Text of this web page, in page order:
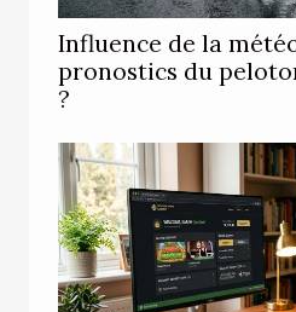
Influence de la
pronostics du
?